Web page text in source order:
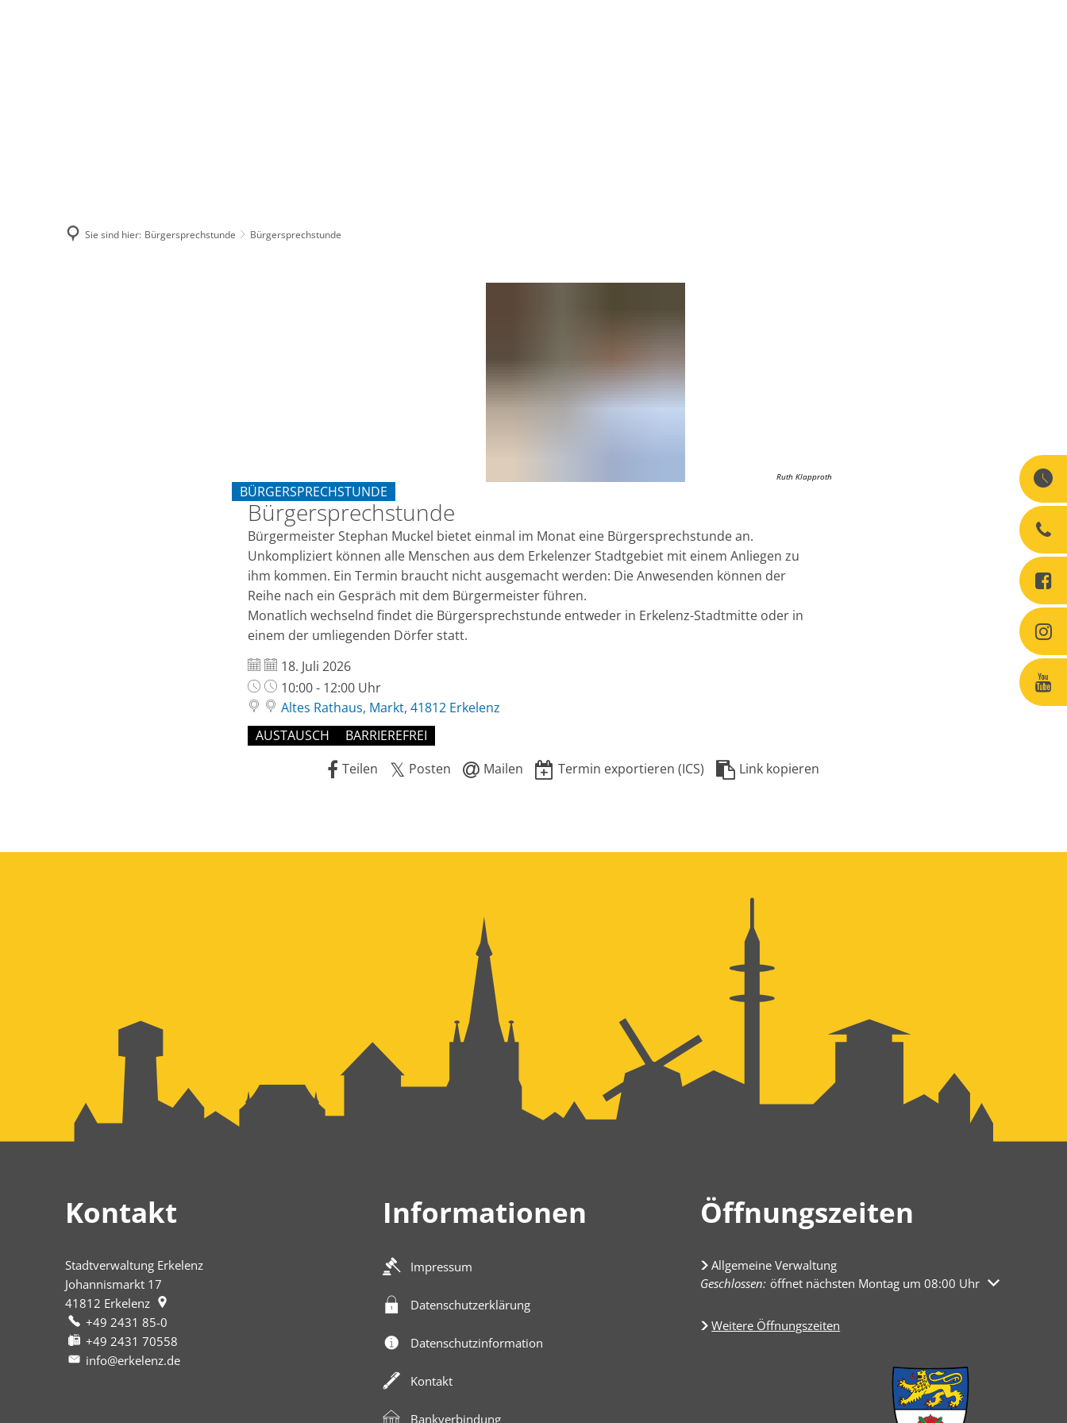
Sie sind hier: Bürgersprechstunde Bürgersprechstunde
Ruth Klapproth
BÜRGERSPRECHSTUNDE
KATEGORIE: BÜRGERSPRECHSTUNDE
Bürgersprechstunde
Bürgermeister Stephan Muckel bietet einmal im Monat eine Bürgersprechstunde an.
Unkompliziert können alle Menschen aus dem Erkelenzer Stadtgebiet mit einem Anliegen zu
ihm kommen. Ein Termin braucht nicht ausgemacht werden: Die Anwesenden können der
Reihe nach ein Gespräch mit dem Bürgermeister führen.
Monatlich wechselnd findet die Bürgersprechstunde entweder in Erkelenz-Stadtmitte oder in
einem der umliegenden Dörfer statt.
Datum:
18. Juli 2026
Uhrzeit:
10:00 - 12:00 Uhr
Altes Rathaus, Markt, 41812 Erkelenz
AUSTAUSCH
BARRIEREFREI
Teilen
Posten Mailen Termin exportieren (ICS) Link kopieren
Kontakt
Stadtverwaltung Erkelenz
Johannismarkt 17
41812 Erkelenz
+49 2431 85-0
+49 2431 70558
info@erkelenz.de
Informationen
Impressum
Datenschutzerklärung
Datenschutzinformation
Kontakt
Bankverbindung
Öffnungszeiten
Allgemeine Verwaltung
Klicken, um weitere Öffnungs- oder Schließzeiten auszublenden
Geschlossen: öffnet nächsten Montag um 08:00 Uhr
Weitere Öffnungszeiten